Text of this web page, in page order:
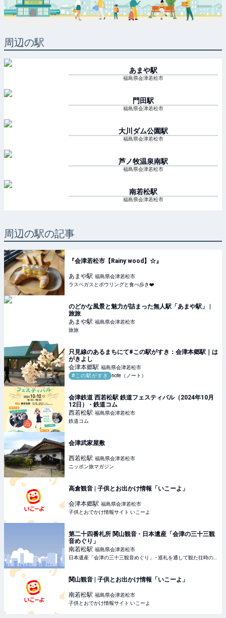
周辺の駅
あまや駅
福島県会津若松市
門田駅
福島県会津若松市
大川ダム公園駅
福島県会津若松市
芦ノ牧温泉南駅
福島県会津若松市
南若松駅
福島県会津若松市
周辺の駅の記事
『会津若松市【Rainy wood】☆』
あまや駅 福島県会津若松市
ラスベガスとボウリングと食べ歩き❤️
のどかな風景と魅力が詰まった無人駅「あまや駅」 |
旅旅
あまや駅 福島県会津若松市
旅旅
只見線のあるまちにて#この駅がすき：会津本郷駅｜は
がきよし
会津本郷駅 福島県会津若松市
#この駅がすき
note（ノート）
会津鉄道 西若松駅 鉄道フェスティバル（2024年10月
12日） - 鉄道コム
西若松駅 福島県会津若松市
鉄道コム
会津武家屋敷
西若松駅 福島県会津若松市
ニッポン旅マガジン
高倉観音 | 子供とお出かけ情報「いこーよ」
会津本郷駅 福島県会津若松市
子供とおでかけ情報サイト いこーよ
第二十四番札所 関山観音 - 日本遺産「会津の三十三観
音めぐり」
南若松駅 福島県会津若松市
関山観音 | 子供とお出かけ情報「いこーよ」
南若松駅 福島県会津若松市
子供とおでかけ情報サイト いこーよ